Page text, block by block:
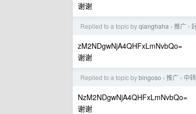
谢谢
Replied to a topic byqianghaha › 推广 ›
zM2NDgwNjA4QHFxLmNvbQo=
谢谢
Replied to a topic bybingoso › 推广 › 中
NzM2NDgwNjA4QHFxLmNvbQo=
谢谢